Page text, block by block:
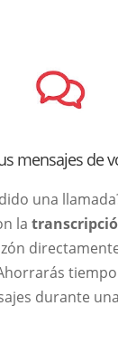
mensajes de
una
la
durante